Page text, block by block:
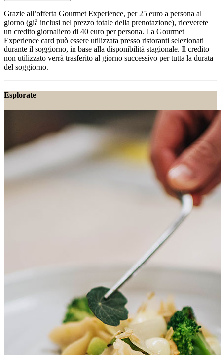
Grazie all’offerta Gourmet Experience, per 25 euro a persona al
giorno (già inclusi nel prezzo totale della prenotazione), riceverete
un credito giornaliero di 40 euro per persona. La Gourmet
Experience card può essere utilizzata presso ristoranti selezionati
durante il soggiorno, in base alla disponibilità stagionale. Il credito
non utilizzato verrà trasferito al giorno successivo per tutta la durata
del soggiorno.
Esplorate